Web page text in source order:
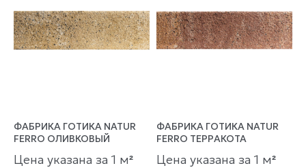
ФАБРИКА ГОТИКА NATUR
FERRO ОЛИВКОВЫЙ
Цена указана за 1 м²
ФАБРИКА ГОТИКА NATUR
FERRO ТЕРРАКОТА
Цена указана за 1 м²